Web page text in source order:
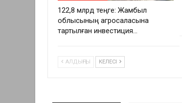
122,8 млрд теңге: Жамбыл
облысының агросаласына
тартылған инвестиция…
АЛДЫҢҒЫ КЕЛЕСІ